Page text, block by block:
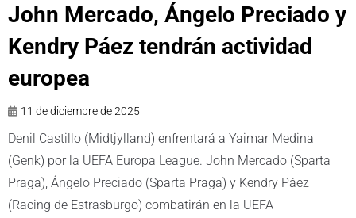
John Mercado, Ángelo Preciado y
Kendry Páez tendrán actividad
europea
11 de diciembre de 2025
Denil Castillo (Midtjylland) enfrentará a Yaimar Medina
(Genk) por la UEFA Europa League. John Mercado (Sparta
Praga), Ángelo Preciado (Sparta Praga) y Kendry Páez
(Racing de Estrasburgo) combatirán en la UEFA